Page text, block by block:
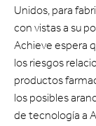
Unidos, para
con vistas a su
Achieve espera
los riesgos
productos
los posibles
de tecnología a